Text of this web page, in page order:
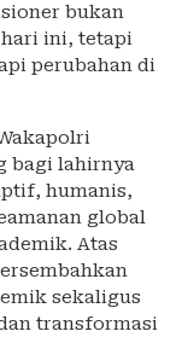
bukan
ini, tetapi
perubahan di
bagi lahirnya
humanis,
global
Atas
sekaligus
transformasi